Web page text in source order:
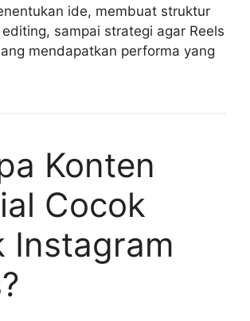
ide, membuat struktur
sampai strategi agar Reels
mendapatkan performa yang
Konten
Cocok
Instagram